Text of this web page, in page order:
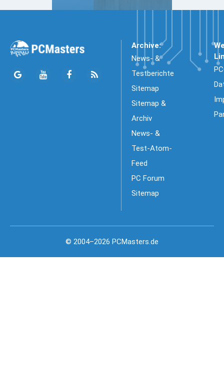
Archive:
News- &
Testberichte
Sitemap
Sitemap &
Archiv
News- &
Test-Atom-
Feed
PC Forum
Sitemap
© 2004–2026 PCMasters.de